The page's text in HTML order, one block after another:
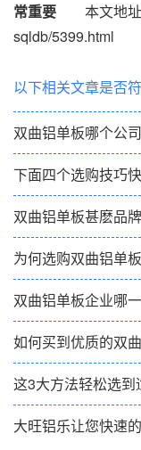
常重要 本文地址
sqldb/5399.html
以下相关文章是否
双曲铝单板哪个公
下面四个选购技巧
双曲铝单板甚麽品
为何选购双曲铝单
双曲铝单板企业哪
如何买到优质的双
这3大方法轻松选
大旺铝乐让您快速